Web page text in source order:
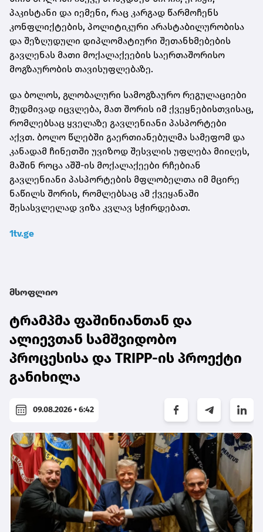
პაკისტანი და იემენი, რაც კარგად წარმოჩენს
კონფლიქტების, პოლიტიკური არასტაბილურობისა
და შეზღუდული დიპლომატიური შეთანხმებების
გავლენას მათი მოქალაქეების საერთაშორისო
მოგზაურობის თავისუფლებაზე.
და ბოლოს, გლობალური სამოგზაურო რეგულაციები
მუდმივად იცვლება, მათ შორის იმ ქვეყნებისთვისაც,
რომლებსაც ყველაზე გავლენიანი პასპორტები
აქვთ. ბოლო წლებში გაერთიანებულმა სამეფომ და
კანადამ ჩინეთში უვიზოდ შესვლის უფლება მიიღეს,
მაშინ როცა აშშ-ის მოქალაქეები რჩებიან
გავლენიანი პასპორტების მფლობელთა იმ მცირე
ნაწილს შორის, რომლებსაც ამ ქვეყანაში
შესასვლელად ვიზა კვლავ სჭირდებათ.
1tv.ge
მსოფლიო
ტრამპმა ფაშინიანთან და
ალიევთან სამშვიდობო
პროცესისა და TRIPP-ის პროექტი
განიხილა
09.08.2026 • 6:42